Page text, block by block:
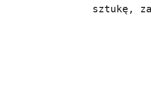
sztukę,